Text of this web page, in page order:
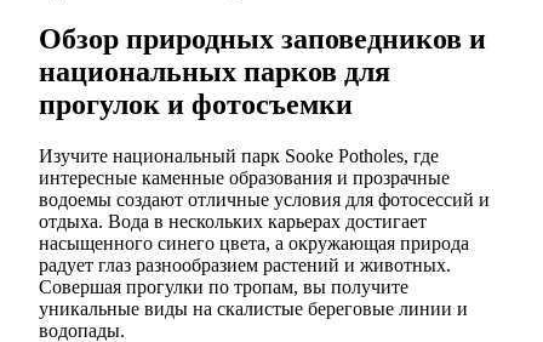
Обзор природных заповедников и
национальных парков для
прогулок и фотосъемки
Изучите национальный парк Sooke Potholes, где
интересные каменные образования и прозрачные
водоемы создают отличные условия для фотосессий и
отдыха. Вода в нескольких карьерах достигает
насыщенного синего цвета, а окружающая природа
радует глаз разнообразием растений и животных.
Совершая прогулки по тропам, вы получите
уникальные виды на скалистые береговые линии и
водопады.